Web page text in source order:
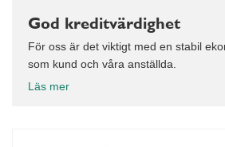
God kreditvärdighet
För oss är det viktigt med en stabil
som kund och våra anställda.
Läs mer